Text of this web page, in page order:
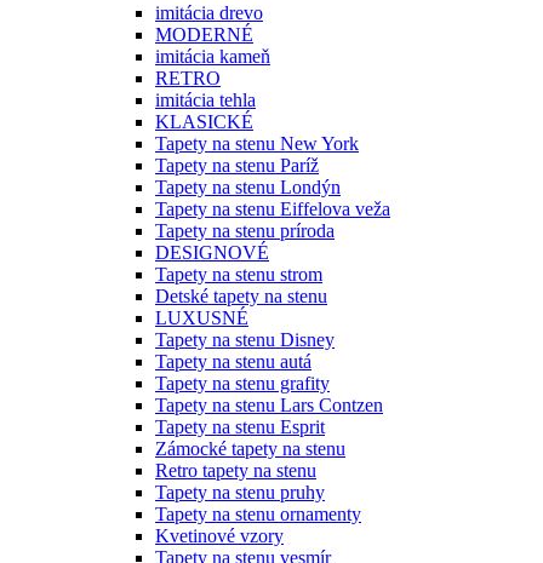
imitácia drevo
MODERNÉ
imitácia kameň
RETRO
imitácia tehla
KLASICKÉ
Tapety na stenu New York
Tapety na stenu Paríž
Tapety na stenu Londýn
Tapety na stenu Eiffelova veža
Tapety na stenu príroda
DESIGNOVÉ
Tapety na stenu strom
Detské tapety na stenu
LUXUSNÉ
Tapety na stenu Disney
Tapety na stenu autá
Tapety na stenu grafity
Tapety na stenu Lars Contzen
Tapety na stenu Esprit
Zámocké tapety na stenu
Retro tapety na stenu
Tapety na stenu pruhy
Tapety na stenu ornamenty
Kvetinové vzory
Tapety na stenu vesmír